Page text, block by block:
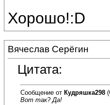
Хорошо!:D
Вячеслав Серёгин
Цитата:
Сообщение от Кудряшка298
Вот так? Да!